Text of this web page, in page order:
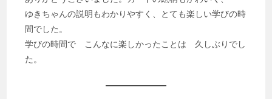
ゆきちゃんの説明もわかりやすく、とても楽しい学びの時
間でした。
学びの時間で こんなに楽しかったことは 久しぶりでし
た。